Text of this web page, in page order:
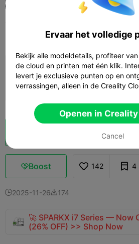
Cristea Alexandru
Print Settings Add
 Printconfiguratie
Verdien meer
Openen in
Boost 142 4
2025-11-26174
🚀 SPARKX i7 Series — Now
(26% OFF) >> Shop Now
Ervaar het volledige
Bekijk alle modeldetails, profiteer
de cloud en printen met één klik.
levert je exclusieve punten op en
verrassingen, alleen in de Creality
Openen in
Cancel